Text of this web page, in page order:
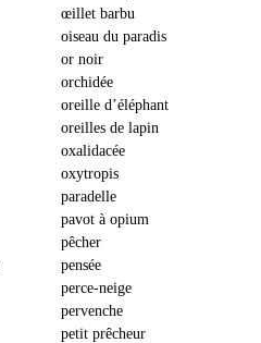
œillet barbu
oiseau du paradis
or noir
orchidée
oreille d’éléphant
oreilles de lapin
oxalidacée
oxytropis
paradelle
pavot à opium
pêcher
pensée
perce-neige
pervenche
petit prêcheur